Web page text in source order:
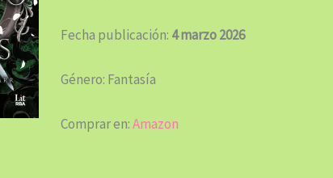
Fecha publicación: 4 marzo 2026
Género: Fantasía
Comprar en:Amazon